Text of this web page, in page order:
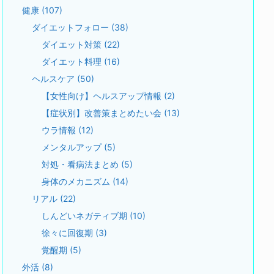
健康 (107)
ダイエットフォロー (38)
ダイエット対策 (22)
ダイエット料理 (16)
ヘルスケア (50)
【女性向け】ヘルスアップ情報 (2)
【症状別】改善策まとめたい会 (13)
ウラ情報 (12)
メンタルアップ (5)
対処・看病法まとめ (5)
身体のメカニズム (14)
リアル (22)
しんどいネガティブ期 (10)
徐々に回復期 (3)
覚醒期 (5)
外活 (8)